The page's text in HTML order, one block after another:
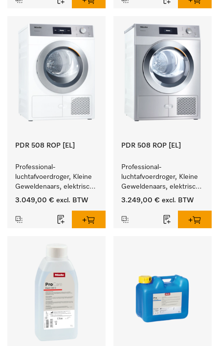
PDR 508 ROP [EL]
Professional-
luchtafvoerdroger, Kleine
Geweldenaars, elektrisch
verwarmd  met zeer korte
8 kg in 42 min.
3.049,00 € excl. BTW
PDR 508 ROP [EL]
Professional-
luchtafvoerdroger, Kleine
Geweldenaars, elektrisch
verwarmd  met zeer korte
8 kg in 42 min.
3.249,00 € excl. BTW